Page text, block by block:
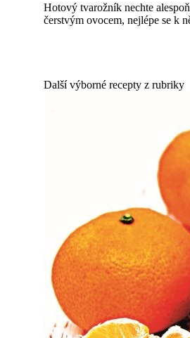
Hotový tvarožník nechte
čerstvým ovocem, nejlépe se k
Další výborné recepty z rubriky